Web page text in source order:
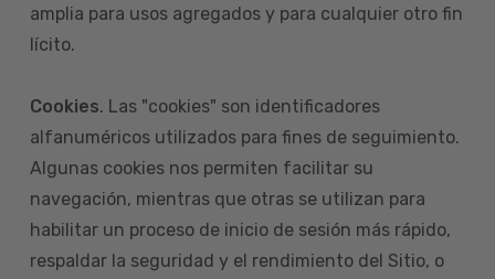
amplia para usos agregados y para cualquier otro fin
lícito.
Cookies. Las "cookies" son identificadores
alfanuméricos utilizados para fines de seguimiento.
Algunas cookies nos permiten facilitar su
navegación, mientras que otras se utilizan para
habilitar un proceso de inicio de sesión más rápido,
respaldar la seguridad y el rendimiento del Sitio, o